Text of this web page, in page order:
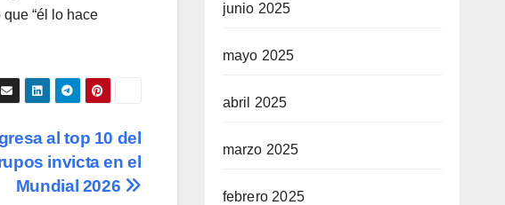
“él lo hace
al top 10 del
invicta en el
Mundial 2026
junio 2025
mayo 2025
abril 2025
marzo 2025
febrero 2025